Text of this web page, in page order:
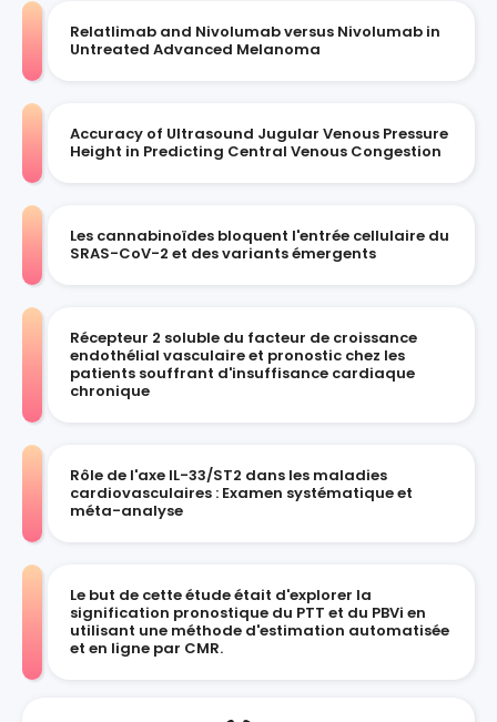
Relatlimab and Nivolumab versus Nivolumab in
Untreated Advanced Melanoma
Accuracy of Ultrasound Jugular Venous Pressure
Height in Predicting Central Venous Congestion
Les cannabinoïdes bloquent l'entrée cellulaire du
SRAS-CoV-2 et des variants émergents
Récepteur 2 soluble du facteur de croissance
endothélial vasculaire et pronostic chez les
patients souffrant d'insuffisance cardiaque
chronique
Rôle de l'axe IL-33/ST2 dans les maladies
cardiovasculaires : Examen systématique et
méta-analyse
Le but de cette étude était d'explorer la
signification pronostique du PTT et du PBVi en
utilisant une méthode d'estimation automatisée
et en ligne par CMR.